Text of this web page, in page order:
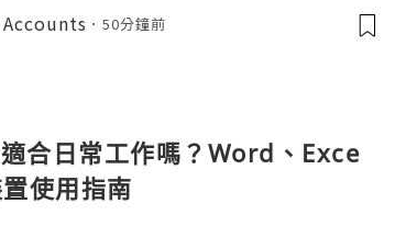
+1(772)563-8300 🚀 Telegram: @usa
usamarketit ✅
50分鐘前
合日常工作嗎？Word、Exce
使用指南